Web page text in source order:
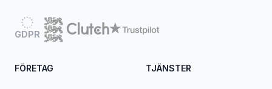
GDPR
FÖRETAG TJÄNSTER